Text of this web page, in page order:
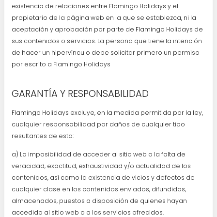
existencia de relaciones entre Flamingo Holidays y el
propietario de la página web en la que se establezca, ni la
aceptación y aprobación por parte de Flamingo Holidays de
sus contenidos o servicios. La persona que tiene la intención
de hacer un hipervínculo debe solicitar primero un permiso
por escrito a Flamingo Holidays
GARANTÍA Y RESPONSABILIDAD
Flamingo Holidays excluye, en la medida permitida por la ley,
cualquier responsabilidad por daños de cualquier tipo
resultantes de esto:
a) La imposibilidad de acceder al sitio web o la falta de
veracidad, exactitud, exhaustividad y/o actualidad de los
contenidos, así como la existencia de vicios y defectos de
cualquier clase en los contenidos enviados, difundidos,
almacenados, puestos a disposición de quienes hayan
accedido al sitio web o a los servicios ofrecidos.